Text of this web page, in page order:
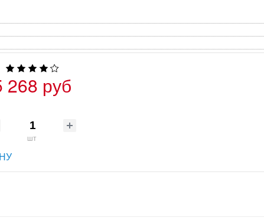
268 руб
шт